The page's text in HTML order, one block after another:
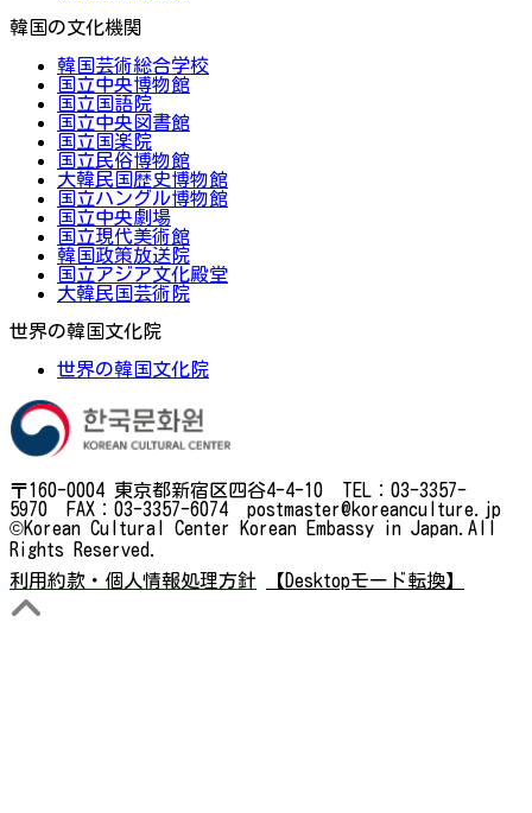
韓国の文化機関
韓国芸術総合学校
国立中央博物館
国立国語院
国立中央図書館
国立国楽院
国立民俗博物館
大韓民国歴史博物館
国立ハングル博物館
国立中央劇場
国立現代美術館
韓国政策放送院
国立アジア文化殿堂
大韓民国芸術院
世界の韓国文化院
世界の韓国文化院
〒160-0004 東京都新宿区四谷4-4-10 TEL：03-3357-
5970 FAX：03-3357-6074 postmaster@koreanculture.jp
©Korean Cultural Center Korean Embassy in Japan.All
Rights Reserved.
利用約款・個人情報処理方針
【Desktopモード転換】